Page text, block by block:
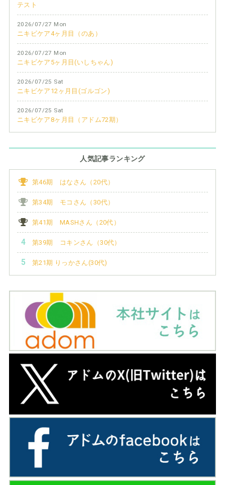
テスト
2026/07/27 Mon
ニキビケア4ヶ月目（のあ）
2026/07/27 Mon
ニキビケア5ヶ月目(いしちゃん)
2026/07/25 Sat
ニキビケア12ヶ月目(ゴルゴン)
2026/07/25 Sat
ニキビケア8ヶ月目（アドム72期）
人気記事ランキング
第46期 はなさん（20代）
第34期 モコさん（30代）
第41期 MASHさん（20代）
第39期 コキンさん（30代）
第21期 りっかさん(30代)